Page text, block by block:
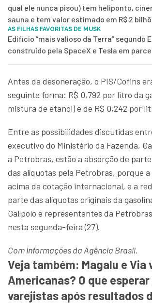
qual ele nunca pisou) tem heliponto,
sauna e tem valor estimado em R$ 2
AS FILHAS FAVORITAS DE MUSK
Edifício “mais valioso da Terra” segundo
construído pela SpaceX e Tesla em
Antes da desoneração, o PIS/Cofins
seguinte forma: R$ 0,792 por litro da
mistura de etanol) e de R$ 0,242 por
Entre as possibilidades discutidas
executivo do Ministério da Fazenda,
a Petrobras, estão a absorção de
das alíquotas pela Petrobras, porque a
acima da cotação internacional, e a
parte das alíquotas originais da
Galípolo e representantes da
nesta segunda-feira (27).
Com informações da Agência Brasil.
Veja também: Magalu e Via
Americanas? O que
varejistas após resultados